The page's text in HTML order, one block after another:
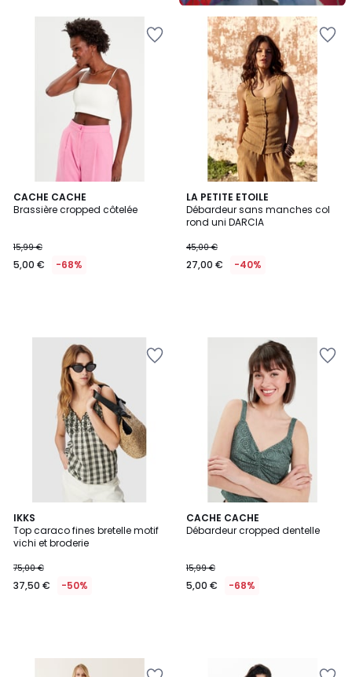
CACHE CACHE
Brassière cropped côtelée
15,99 €
5,00 € -68%
LA PETITE ETOILE
Débardeur sans manches col
rond uni DARCIA
45,00 €
27,00 € -40%
IKKS
Top caraco fines bretelle motif
vichi et broderie
75,00 €
37,50 € -50%
CACHE CACHE
Débardeur cropped dentelle
15,99 €
5,00 € -68%